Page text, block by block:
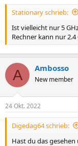
Stationary schrieb:
Ist vielleicht nur 5
Rechner kann nur 2.4
A Ambosso
New member
24 Okt. 2022
Digedag64 schrieb:
Hast du das